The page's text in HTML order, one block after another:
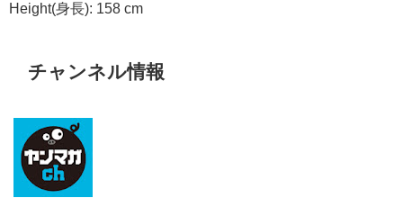
Height(身長): 158 cm
チャンネル情報